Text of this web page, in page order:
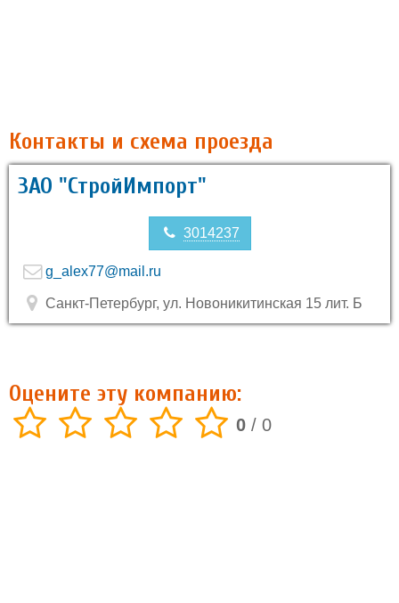
Контакты и схема проезда
ЗАО "СтройИмпорт"
3014237
g_alex77@mail.ru
Санкт-Петербург, ул. Новоникитинская 15 лит. Б
Оцените эту компанию:
0 / 0